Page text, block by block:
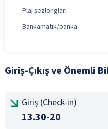
Plaj şezlongları
Bankamatik/banka
Giriş-Çıkış ve Önemli
Giriş (Check-in)
13.30-20